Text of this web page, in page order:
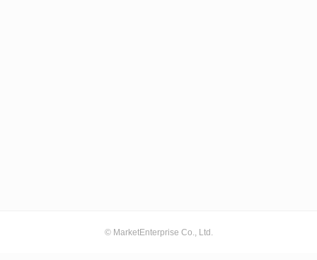
© MarketEnterprise Co., Ltd.